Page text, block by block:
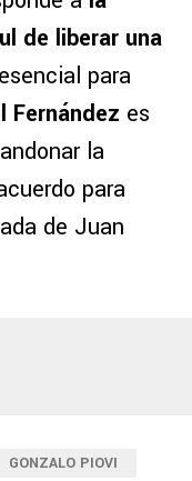
de liberar una
para
Fernández es
la
para
de Juan
GONZALO PIOVI